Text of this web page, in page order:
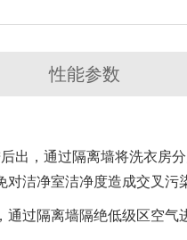
性能参数
出，通过隔离墙将洗衣房
洁净室洁净度造成交叉污
过隔离墙隔绝低级区空气